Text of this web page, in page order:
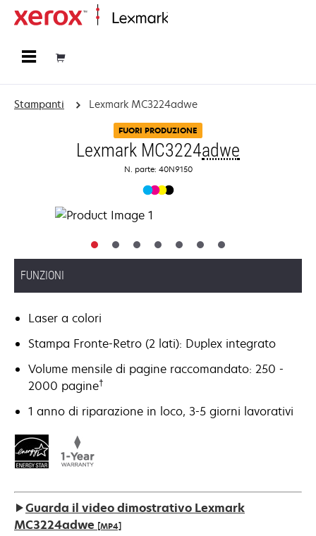
Stampanti Lexmark MC3224adwe
FUORI PRODUZIONE
Lexmark MC3224adwe
N. parte: 40N9150
FUNZIONI
Laser a colori
Stampa Fronte-Retro (2 lati): Duplex integrato
Volume mensile di pagine raccomandato: 250 -
2000 pagine†
1 anno di riparazione in loco, 3-5 giorni lavorativi
Guarda il video dimostrativo Lexmark
MC3224adwe [MP4]